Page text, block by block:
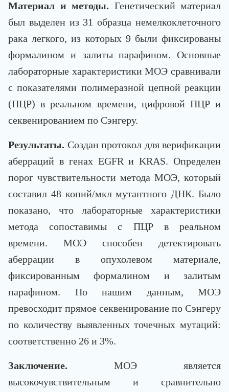
Материал и методы. Генетический материал
был выделен из 31 образца немелкоклеточного
рака легкого, из которых 9 были фиксированы
формалином и залиты парафином. Основные
лабораторные характеристики МОЭ сравнивали
с показателями полимеразной цепной реакции
(ПЦР) в реальном времени, цифровой ПЦР и
секвенированием по Сэнгеру.
Результаты. Создан протокол для верификации
аберраций в генах EGFR и KRAS. Определен
порог чувствительности метода МОЭ, который
составил 48 копий/мкл мутантного ДНК. Было
показано, что лабораторные характеристики
метода сопоставимы с ПЦР в реальном
времени. МОЭ способен детектировать
аберрации в опухолевом материале,
фиксированным формалином и залитым
парафином. По нашим данным, МОЭ
превосходит прямое секвенирование по Сэнгеру
по количеству выявленных точечных мутаций:
соответственно 26 и 3%.
Заключение. МОЭ является
высокочувствительным и сравнительно